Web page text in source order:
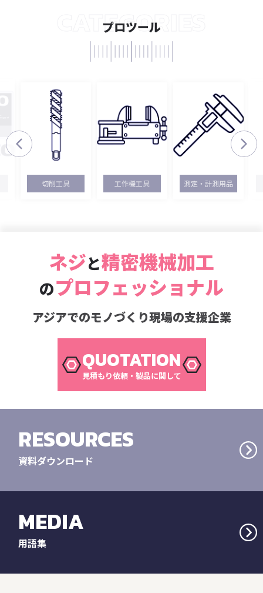
CATEGORIES
プロツール
切削工具 工作機工具 測定・計測用品
ネジと精密機械加工
のプロフェッショナル
アジアでのモノづくり現場の支援企業
QUOTATION
見積もり依頼・製品に関して
RESOURCES
資料ダウンロード
MEDIA
用語集